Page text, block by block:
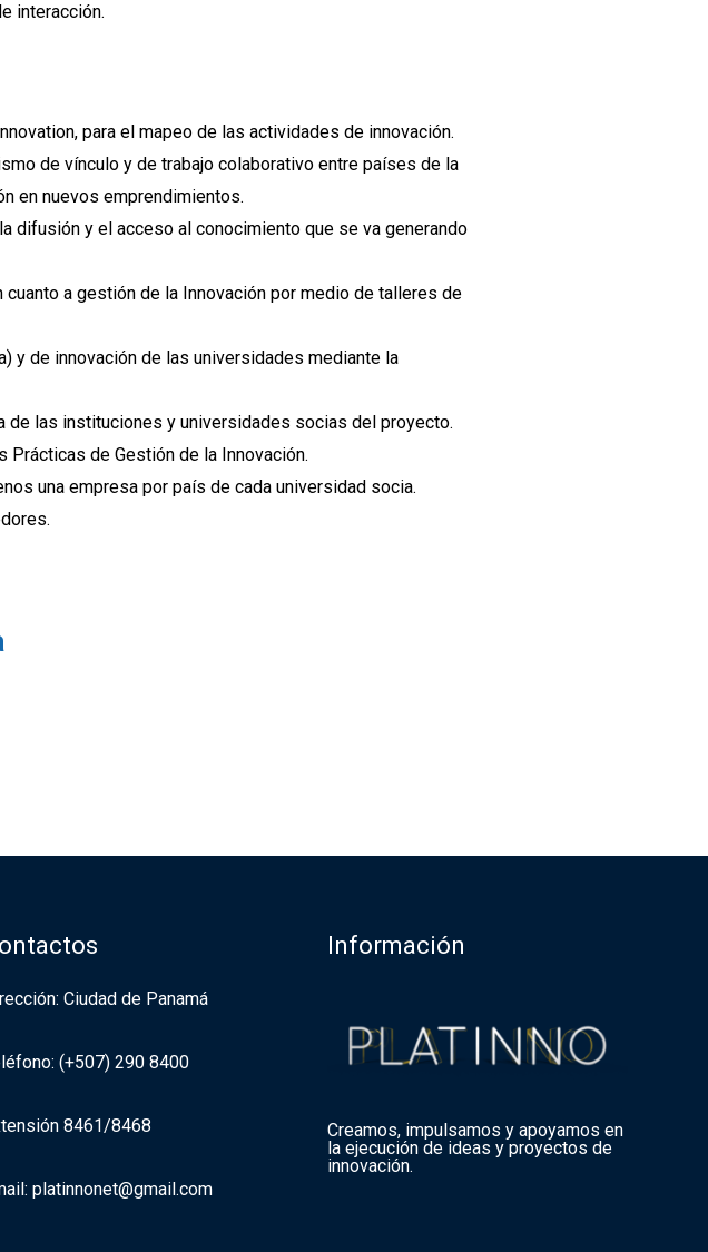
interacción.
para el mapeo de las actividades de innovación.
de vínculo y de trabajo colaborativo entre países de la
en nuevos emprendimientos.
difusión y el acceso al conocimiento que se va generando
a gestión de la Innovación por medio de talleres de
y de innovación de las universidades mediante la
de las instituciones y universidades socias del proyecto.
Prácticas de Gestión de la Innovación.
una empresa por país de cada universidad socia.
Ciudad de Panamá
(+507) 290 8400
8461/8468
platinnonet@gmail.com
Información
Creamos, impulsamos y apoyamos en
la ejecución de ideas y proyectos de
innovación.